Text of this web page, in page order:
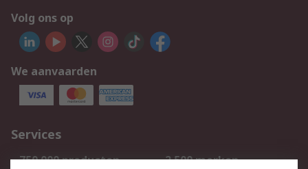
Volg ons op
We aanvaarden
Services
750.000 producten
2.500 merken